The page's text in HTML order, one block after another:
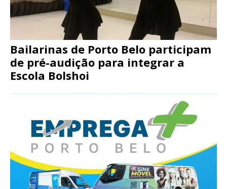
Bailarinas de Porto Belo participam
de pré-audição para integrar a
Escola Bolshoi